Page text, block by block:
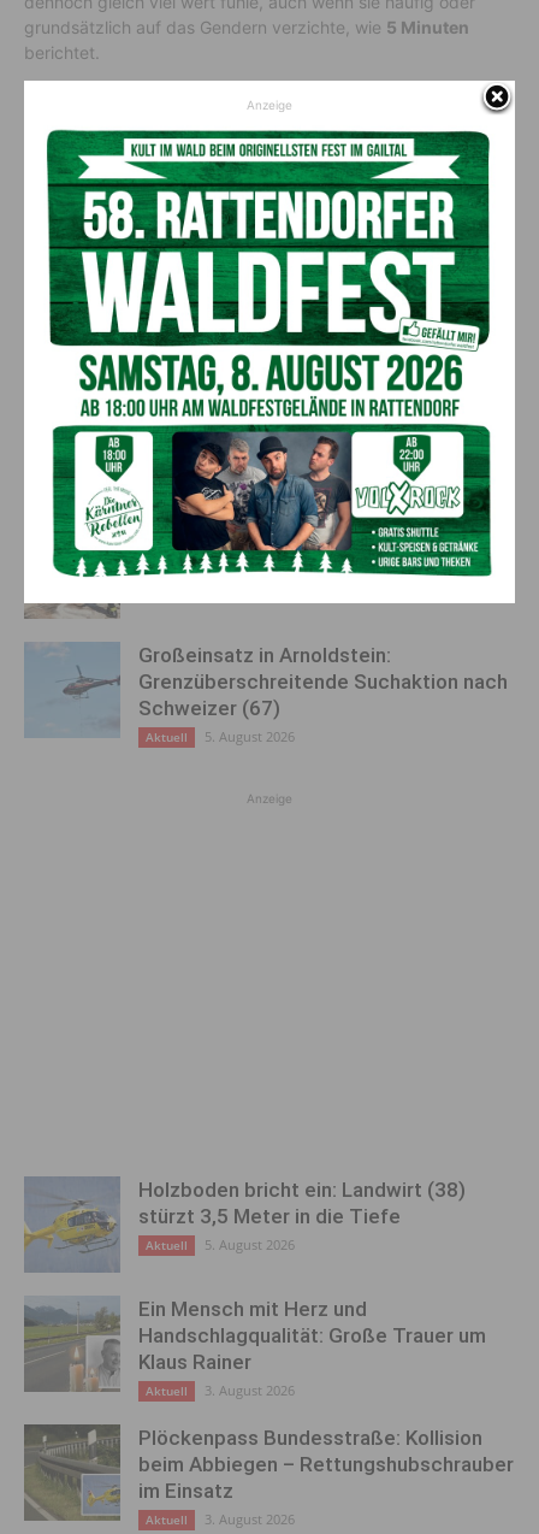
grundsätzlich auf das Gendern verzichte, wie 5 Minuten
berichtet.
B111 Gailtal Straße:
Brückensanierungen starten
Johanna Zojer holt mehrfach
Gold bei der
Europameisterschaft der
Waldarbeit – starke Bilanz für
Litzlhofer Mädels!
AKTUELLES
Kirchtag in St. Lorenzen
Aktuell 6. August 2026
50 Liter Kraftstoff ausgetreten:
Feuerwehreinsatz in Möderndorf
Großeinsatz in Arnoldstein:
Grenzüberschreitende Suchaktion nach
Schweizer (67)
Aktuell 5. August 2026
Anzeige
Holzboden bricht ein: Landwirt (38)
stürzt 3,5 Meter in die Tiefe
Aktuell 5. August 2026
Ein Mensch mit Herz und
Handschlagqualität: Große Trauer um
Klaus Rainer
Aktuell 3. August 2026
Plöckenpass Bundesstraße: Kollision
beim Abbiegen – Rettungshubschrauber
im Einsatz
Aktuell 3. August 2026
Anzeige